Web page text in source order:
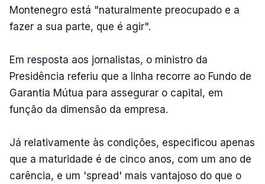
Montenegro está "naturalmente preocupado e a
fazer a sua parte, que é agir".
Em resposta aos jornalistas, o ministro da
Presidência referiu que a linha recorre ao Fundo de
Garantia Mútua para assegurar o capital, em
função da dimensão da empresa.
Já relativamente às condições, especificou apenas
que a maturidade é de cinco anos, com um ano de
carência, e um 'spread' mais vantajoso do que o